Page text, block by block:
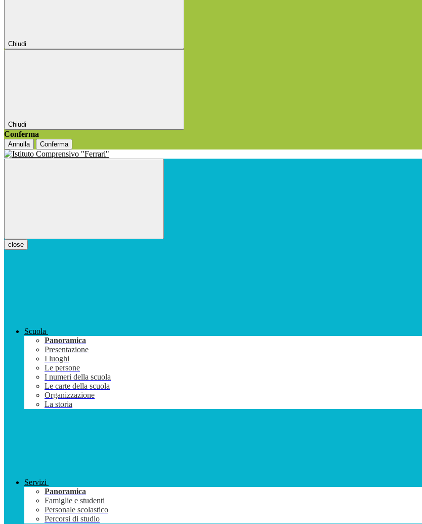
Chiudi
Chiudi
Conferma
Annulla Conferma
close
Scuola
Panoramica
Presentazione
I luoghi
Le persone
I numeri della scuola
Le carte della scuola
Organizzazione
La storia
Servizi
Panoramica
Famiglie e studenti
Personale scolastico
Percorsi di studio